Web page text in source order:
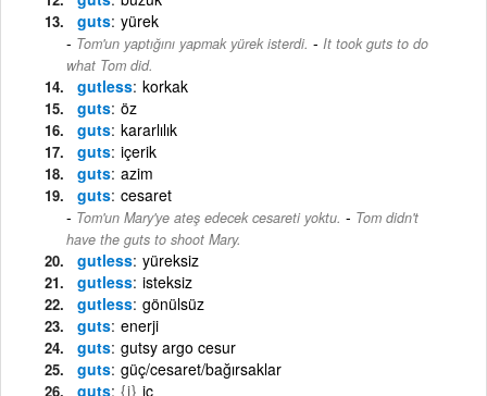
guts yürek
Tom'un yaptığını yapmak yürek isterdi. - It took guts to do
what Tom did.
gutless korkak
guts öz
guts kararlılık
guts içerik
guts azim
guts cesaret
Tom'un Mary'ye ateş edecek cesareti yoktu. - Tom didn't
have the guts to shoot Mary.
gutless yüreksiz
gutless isteksiz
gutless gönülsüz
guts enerji
guts gutsy argo cesur
guts güç/cesaret/bağırsaklar
guts {i} iç